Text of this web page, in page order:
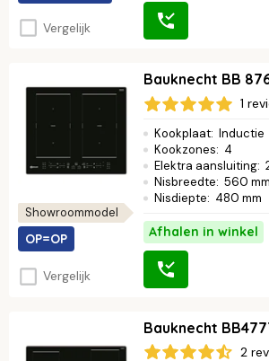
Vergelijk
Showroommodel
OP=OP
Vergelijk
Bauknecht BB
1
Kookplaat: Inductie
Kookzones: 4
Elektra aansluiting:
Nisbreedte: 560 mm
Nisdiepte: 480 mm
Afhalen in winkel
Bauknecht
2